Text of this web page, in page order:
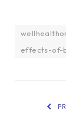
effects-of-